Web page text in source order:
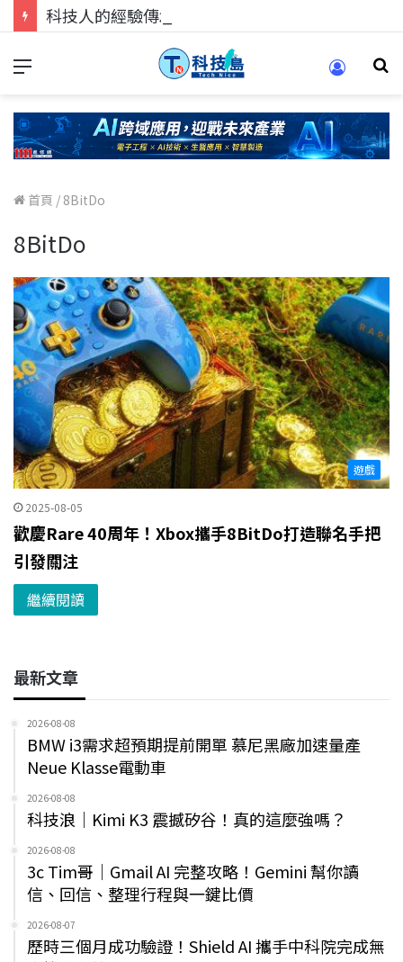
首頁 / 8BitDo
8BitDo
遊戲
2025-08-05
歡慶Rare 40周年！Xbox攜手8BitDo打造聯名手把
引發關注
繼續閱讀
最新文章
2026-08-08
BMW i3需求超預期提前開單 慕尼黑廠加速量產
Neue Klasse電動車
2026-08-08
科技浪｜Kimi K3 震撼矽谷！真的這麼強嗎？
2026-08-08
3c Tim哥｜Gmail AI 完整攻略！Gemini 幫你讀
信、回信、整理行程與一鍵比價
2026-08-07
歷時三個月成功驗證！Shield AI 攜手中科院完成無